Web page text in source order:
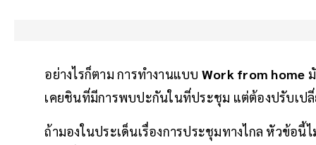
อย่างไรก็ตาม การทำงานแบบ Work from home
เคยชินที่มีการพบปะกันในที่ประชุม แต่ต้องปรับเป
ถ้ามองในประเด็นเรื่องการประชุมทางไกล หัวข้อนี้